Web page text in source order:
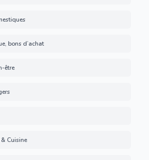
bons d’achat
être
Cuisine